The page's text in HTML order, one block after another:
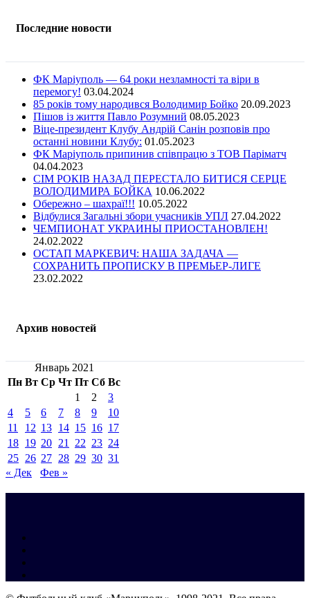
Последние новости
ФК Маріуполь — 64 роки незламності та віри в
перемогу! 03.04.2024
85 років тому народився Володимир Бойко 20.09.2023
Пішов із життя Павло Розумний 08.05.2023
Віце-президент Клубу Андрій Санін розповів про
останні новини Клубу: 01.05.2023
ФК Маріуполь припинив співпрацю з ТОВ Паріматч
04.04.2023
СІМ РОКІВ НАЗАД ПЕРЕСТАЛО БИТИСЯ СЕРЦЕ
ВОЛОДИМИРА БОЙКА 10.06.2022
Обережно – шахраї!!! 10.05.2022
Відбулися Загальні збори учасників УПЛ 27.04.2022
ЧЕМПИОНАТ УКРАИНЫ ПРИОСТАНОВЛЕН!
24.02.2022
ОСТАП МАРКЕВИЧ: НАША ЗАДАЧА —
СОХРАНИТЬ ПРОПИСКУ В ПРЕМЬЕР-ЛИГЕ
23.02.2022
Архив новостей
Январь 2021
Пн Вт Ср Чт Пт Сб Вс
1
2
3
4
5 6 7 8 9
10
11
12 13 14 15 16 17
18 19 20 21 22 23 24
25 26 27 28 29 30 31
« Дек
Фев »